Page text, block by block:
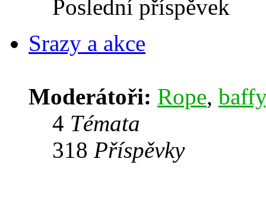
Poslední příspěvek
Srazy a akce
Moderátoři: Rope, baffy
4 Témata
318 Příspěvky